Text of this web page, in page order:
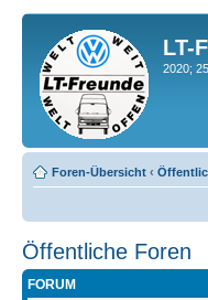
LT-
2020;
Foren-Übersicht ‹
Öffentliche Foren
FORUM